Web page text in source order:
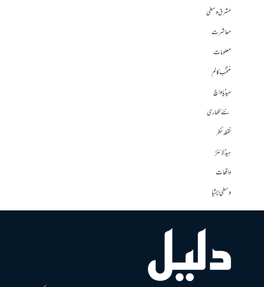
مشرق وسطی
معاشرت
معلومات
منتخب کالم
میڈیا واچ
نئے لکھاری
نقطہ نظر
ہیڈلائنز
واقعات
وسطی ایشیا